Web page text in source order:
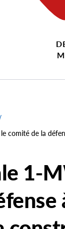
comité de la
1-